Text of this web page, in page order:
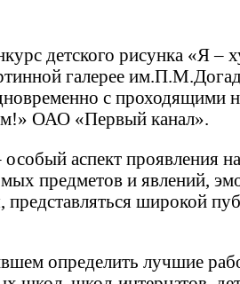
детского рисунка «Я –
галерее
с проходящими
ОАО «Первый канал».
особый аспект проявления
предметов и явлений,
представляться широкой
определить лучшие